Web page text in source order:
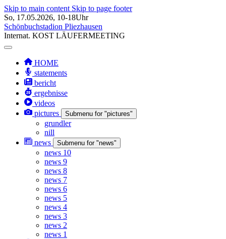
Skip to main content Skip to page footer
So, 17.05.2026, 10-18Uhr
Schönbuchstadion Pliezhausen
Internat. KOST LÄUFERMEETING
HOME
statements
bericht
ergebnisse
videos
pictures
Submenu for "pictures"
grundler
nill
news
Submenu for "news"
news 10
news 9
news 8
news 7
news 6
news 5
news 4
news 3
news 2
news 1